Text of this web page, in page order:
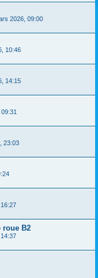
2026, 09:00
10:46
14:15
23:03
roue B2